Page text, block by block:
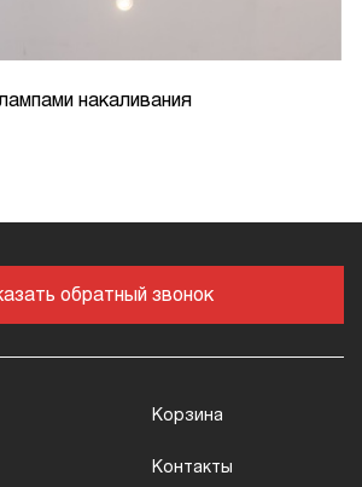
накаливания
обратный звонок
Корзина
Контакты